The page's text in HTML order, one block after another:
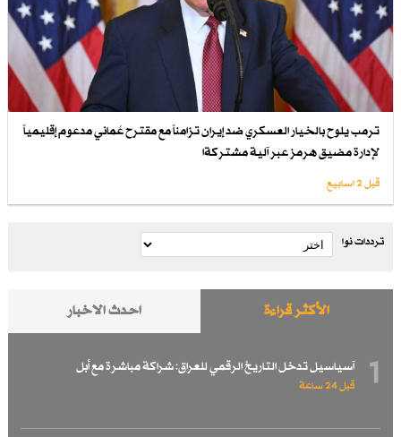
ترمب يلوح بالخيار العسكري ضد إيران تزامناً مع مقترح عُماني مدعوم إقليمياً
لإدارة مضيق هرمز عبر آلية مشتركةا
قبل 2 اسابیع
ترددات نوا
الأكثر قراءة احدث الاخبار
1 آسياسيل تدخل التاريخ الرقمي للعراق: شراكة مباشرة مع أبل
قبل 24 ساعة